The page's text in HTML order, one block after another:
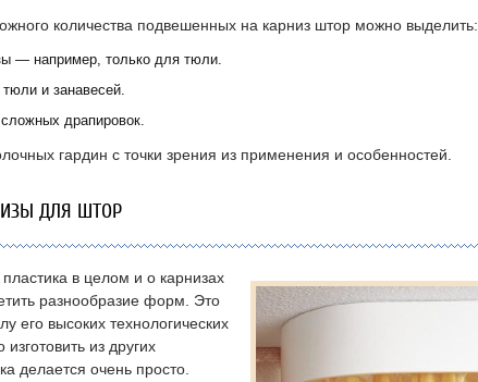
количества подвешенных на карниз штор можно выделить:
— например, только для тюли.
и занавесей.
драпировок.
гардин с точки зрения из применения и особенностей.
ДЛЯ ШТОР
в целом и о карнизах
разнообразие форм. Это
его высоких технологических
из других
делается очень просто.